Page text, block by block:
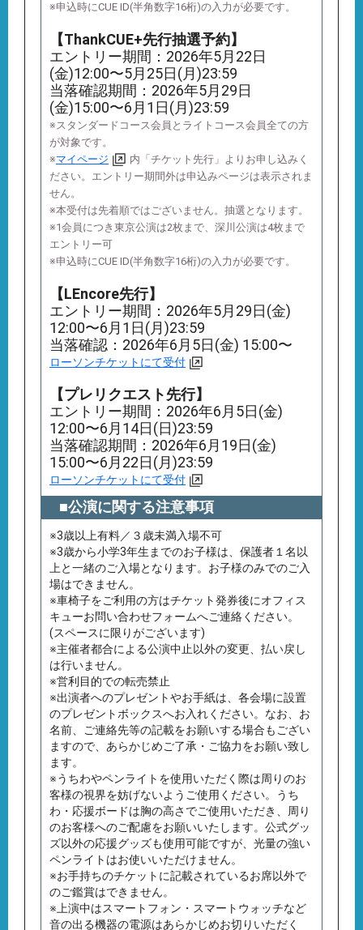
※申込時にCUE ID(半角数字16桁)の入力が必要です。
【ThankCUE+先行抽選予約】
エントリー期間：2026年5月22日
(金)12:00〜5月25日(月)23:59
当落確認期間：2026年5月29日
(金)15:00〜6月1日(月)23:59
※スタンダードコース会員とライトコース会員全ての方
が対象です。
※マイページ
内「チケット先行」よりお申し込みく
ださい。エントリー期間外は申込みページは表示されま
せん。
※本受付は先着順ではございません。抽選となります。
※1会員につき東京公演は2枚まで、深川公演は4枚まで
エントリー可
※申込時にCUE ID(半角数字16桁)の入力が必要です。
【LEncore先行】
エントリー期間：2026年5月29日(金)
12:00〜6月1日(月)23:59
当落確認：2026年6月5日(金) 15:00〜
ローソンチケットにて受付
【プレリクエスト先行】
エントリー期間：2026年6月5日(金)
12:00〜6月14日(日)23:59
当落確認期間：2026年6月19日(金)
15:00〜6月22日(月)23:59
ローソンチケットにて受付
■公演に関する注意事項
※3歳以上有料／３歳未満⼊場不可
※3歳から⼩学3年⽣までのお⼦様は、保護者１名以
上と⼀緒のご⼊場となります。お⼦様のみでのご⼊
場はできません。
※車椅子をご利用の方はチケット発券後にオフィス
キューお問い合わせフォームへご連絡ください。
(スペースに限りがございます)
※主催者都合による公演中止以外の変更、払い戻し
は行いません。
※営利目的での転売禁止
※出演者へのプレゼントやお手紙は、各会場に設置
のプレゼントボックスへお入れください。なお、お
名前、ご連絡先等の記載をお願いする場合もござい
ますので、あらかじめご了承・ご協力をお願い致し
ます。
※うちわやペンライトを使用いただく際は周りのお
客様の視界を妨げないようご使用ください。うち
わ・応援ボードは胸の高さでご使用いただき、周り
のお客様へのご配慮をお願いいたします。公式グッ
ズ以外の応援グッズも使用可能ですが、光量の強い
ペンライトはお使いいただけません。
※お手持ちのチケットに記載されているお席以外で
のご鑑賞はできません。
※上演中はスマートフォン・スマートウォッチなど
音の出る機器の電源はあらかじめお切りいただく